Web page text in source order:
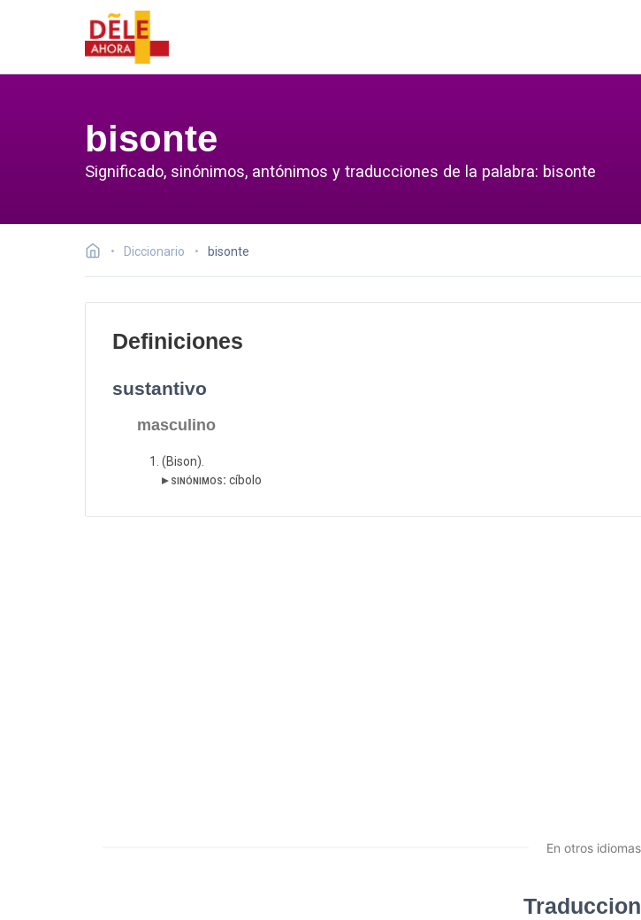
bisonte
Significado, sinónimos, antónimos y traducciones de la palabra: bisonte
Diccionario bisonte
Definiciones
sustantivo
masculino
(Bison).
▸ sinónimos: cíbolo
En otros idiomas